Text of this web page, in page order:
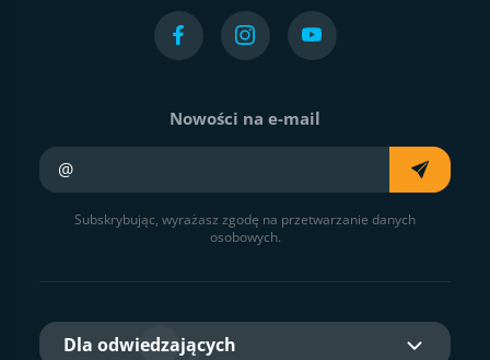
Nowości na e-mail
Subskrybując, wyrażasz zgodę na przetwarzanie danych
osobowych.
Dla odwiedzających